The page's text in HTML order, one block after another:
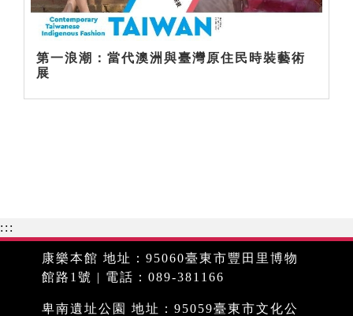
第一浪潮：當代澳洲與臺灣原住民時裝藝術
展
:::
康樂本館 地址：95060臺東市豐田里博物
館路1號 | 電話：089-381166
卑南遺址公園 地址：95059臺東市文化公